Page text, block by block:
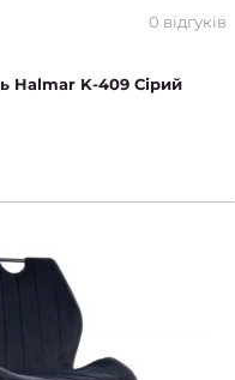
0 відгуків
Halmar K-409 Сірий